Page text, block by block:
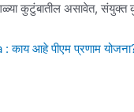
कुटुंबातील असावेत, संयुक्त
आहे पीएम प्रणाम योजना?